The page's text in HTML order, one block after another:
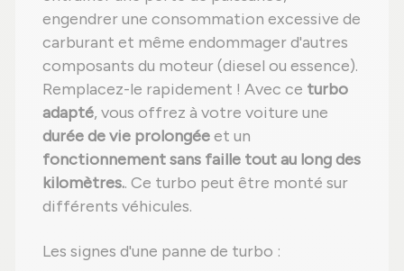
engendrer une consommation excessive de
carburant et même endommager d'autres
composants du moteur (diesel ou essence).
Remplacez-le rapidement ! Avec ce turbo
adapté, vous offrez à votre voiture une
durée de vie prolongéeet un
fonctionnement sans faille tout au long des
kilomètres.. Ce turbo peut être monté sur
différents véhicules.
Les signes d'une panne de turbo :